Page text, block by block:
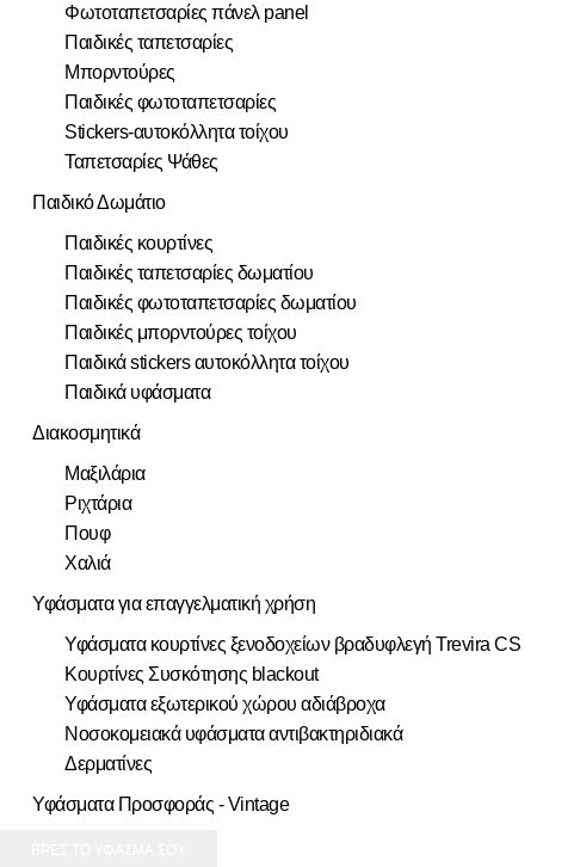
Φωτοταπετσαρίες πάνελ panel
Παιδικές ταπετσαρίες
Μπορντούρες
Παιδικές φωτοταπετσαρίες
Stickers-αυτοκόλλητα τοίχου
Ταπετσαρίες Ψάθες
Παιδικό Δωμάτιο
Παιδικές κουρτίνες
Παιδικές ταπετσαρίες δωματίου
Παιδικές φωτοταπετσαρίες δωματίου
Παιδικές μπορντούρες τοίχου
Παιδικά stickers αυτοκόλλητα τοίχου
Παιδικά υφάσματα
Διακοσμητικά
Μαξιλάρια
Ριχτάρια
Πουφ
Χαλιά
Υφάσματα για επαγγελματική χρήση
Υφάσματα κουρτίνες ξενοδοχείων βραδυφλεγή Trevira CS
Κουρτίνες Συσκότησης blackout
Υφάσματα εξωτερικού χώρου αδιάβροχα
Νοσοκομειακά υφάσματα αντιβακτηριδιακά
Δερματίνες
Υφάσματα Προσφοράς - Vintage